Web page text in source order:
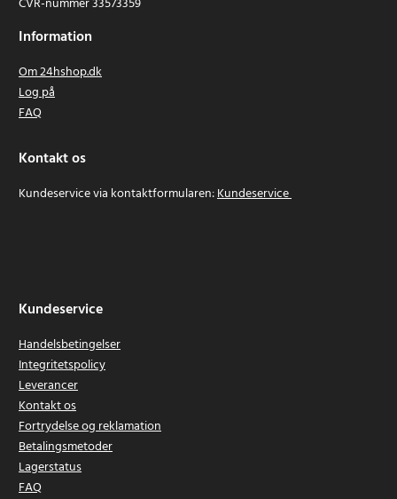
Information
Om 24hshop.dk
Log på
FAQ
Kontakt os
Kundeservice via kontaktformularen:Kundeservice
Kundeservice
Handelsbetingelser
Integritetspolicy
Leverancer
Kontakt os
Fortrydelse og reklamation
Betalingsmetoder
Lagerstatus
FAQ